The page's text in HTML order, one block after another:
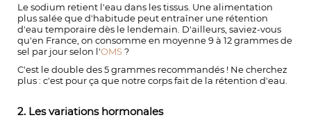
Le sodium retient l'eau dans les tissus. Une alimentation
plus salée que d'habitude peut entraîner une rétention
d'eau temporaire dès le lendemain. D'ailleurs, saviez-vous
qu'en France, on consomme en moyenne 9 à 12 grammes de
sel par jour selon l'OMS?
C'est le double des 5 grammes recommandés ! Ne cherchez
plus : c'est pour ça que notre corps fait de la rétention d'eau.
2. Les variations hormonales